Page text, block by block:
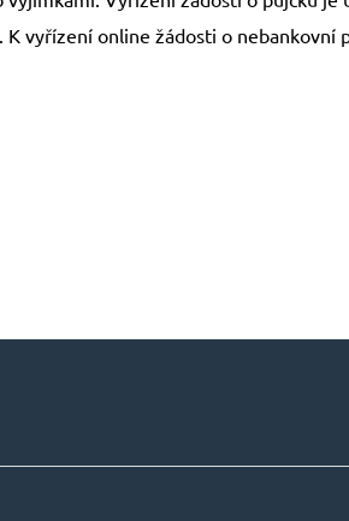
vyřízení online žádosti o nebankovní